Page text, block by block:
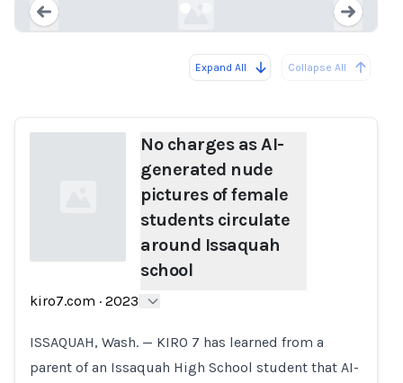
Expand All Collapse All
Loading...
No charges as AI-
generated nude
pictures of female
students circulate
around Issaquah
school
kiro7.com · 2023
ISSAQUAH, Wash. — KIRO 7 has learned from a
parent of an Issaquah High School student that AI-